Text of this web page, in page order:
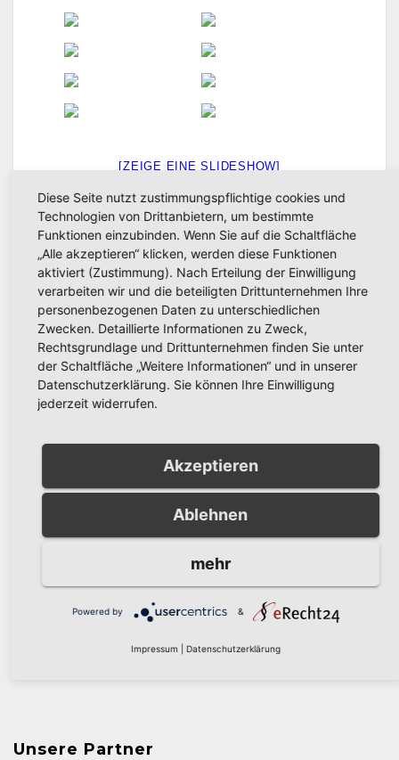
[ZEIGE EINE SLIDESHOW]
1 2 ►
Unsere Partner
Unsere Partner
Diese Seite nutzt zustimmungspflichtige cookies und
Technologien von Drittanbietern, um bestimmte
Funktionen einzubinden. Wenn Sie auf die Schaltfläche
„Alle akzeptieren“ klicken, werden diese Funktionen
aktiviert (Zustimmung). Nach Erteilung der Einwilligung
verarbeiten wir und die beteiligten Drittunternehmen Ihre
personenbezogenen Daten zu unterschiedlichen
Zwecken. Detaillierte Informationen zu Zweck,
Rechtsgrundlage und Drittunternehmen finden Sie unter
der Schaltfläche „Weitere Informationen“ und in unserer
Datenschutzerklärung. Sie können Ihre Einwilligung
jederzeit widerrufen.
Akzeptieren
Ablehnen
mehr
Powered by &
Impressum Datenschutzerklärung